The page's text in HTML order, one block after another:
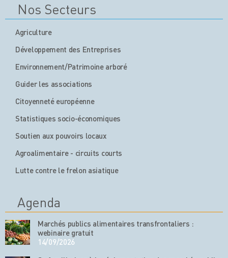
Nos Secteurs
Agriculture
Développement des Entreprises
Environnement/Patrimoine arboré
Guider les associations
Citoyenneté européenne
Statistiques socio-économiques
Soutien aux pouvoirs locaux
Agroalimentaire - circuits courts
Lutte contre le frelon asiatique
Agenda
Marchés publics alimentaires transfrontaliers :
webinaire gratuit
14/09/2026